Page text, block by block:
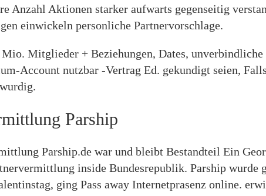
Anzahl Aktionen starker aufwarts gegenseitig
einwickeln personliche Partnervorschlage.
Mitglieder + Beziehungen, Dates,
Account nutzbar -Vertrag Ed. gekundigt seien,
Parship
Parship.de war und bleibt Bestandteil Ein
inside Bundesrepublik. Parship wurde
ging Pass away Internetprasenz online.